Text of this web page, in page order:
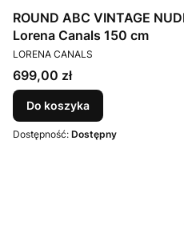
ROUND ABC VINTAGE
Lorena Canals 150 cm
PRODUCENT
LORENA CANALS
Cena
699,00 zł
Do koszyka
Dostępność: Dostępny